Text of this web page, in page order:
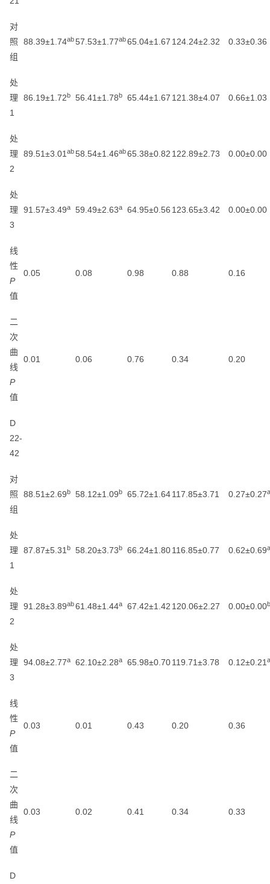
对
照
组
88.39±1.74ab57.53±1.77ab65.04±1.67 124.24±2.32 0.33±0.36
处
理
1
86.19±1.72b 56.41±1.78b 65.44±1.67 121.38±4.07 0.66±1.03
处
理
2
89.51±3.01ab58.54±1.46ab65.38±0.82 122.89±2.73 0.00±0.00
处
理
3
91.57±3.49a 59.49±2.63a 64.95±0.56 123.65±3.42 0.00±0.00
线
性
P
值
0.05 0.08 0.98 0.88 0.16
二
次
曲
线
P
值
0.01 0.06 0.76 0.34 0.20
D
22-
42
对
照
组
88.51±2.69b 58.12±1.09b 65.72±1.64117.85±3.71 0.27±0.27
处
理
1
87.87±5.31b 58.20±3.73b 66.24±1.80116.85±0.77 0.62±0.69a
处
理
2
91.28±3.89ab61.48±1.44a 67.42±1.42 120.06±2.27 0.00±0.00b
处
理
3
94.08±2.77a 62.10±2.28a 65.98±0.70119.71±3.78 0.12±0.21
线
性
P
值
0.03 0.01 0.43 0.20 0.36
二
次
曲
线
P
值
0.03 0.02 0.41 0.34 0.33
D